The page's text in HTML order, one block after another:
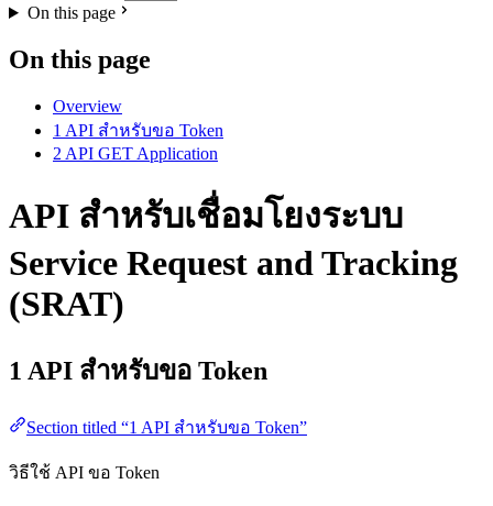
On this page
On this page
Overview
1 API สำหรับขอ Token
2 API GET Application
API สำหรับเชื่อมโยงระบบ
Service Request and Tracking
(SRAT)
1 API สำหรับขอ Token
Section titled “1 API สำหรับขอ Token”
วิธีใช้ API ขอ Token